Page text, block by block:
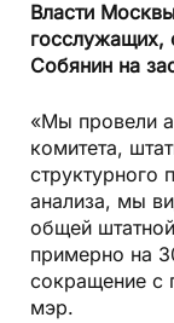
Власти
госслужащих,
Собянин на
«Мы провели
комитета,
структурного
анализа, мы
общей
примерно на
сокращение с
мэр.